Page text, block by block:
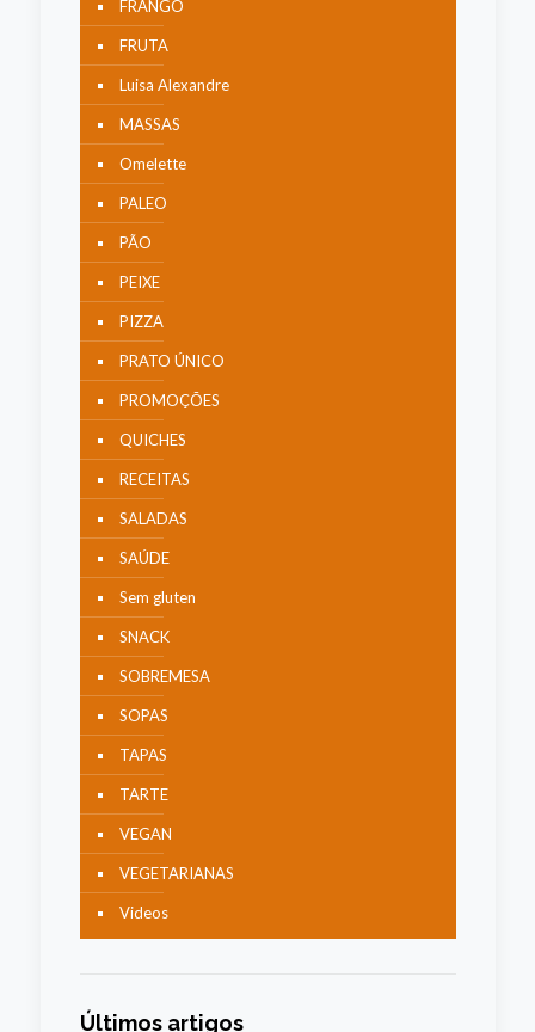
FRANGO
FRUTA
Luisa Alexandre
MASSAS
Omelette
PALEO
PÃO
PEIXE
PIZZA
PRATO ÚNICO
PROMOÇÕES
QUICHES
RECEITAS
SALADAS
SAÚDE
Sem gluten
SNACK
SOBREMESA
SOPAS
TAPAS
TARTE
VEGAN
VEGETARIANAS
Videos
Últimos artigos